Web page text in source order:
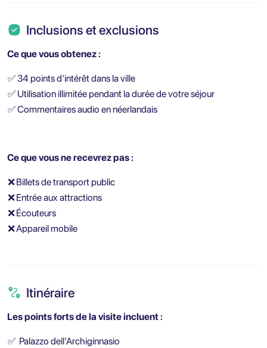
Inclusions et exclusions
Ce que vous obtenez :
✅34 points d'intérêt dans la ville
✅ Utilisation illimitée pendant la durée de votre séjour
✅Commentaires audio en néerlandais
Ce que vous ne recevrez pas :
❌Billets de transport public
❌Entrée aux attractions
❌Écouteurs
❌Appareil mobile
Itinéraire
Les points forts de la visite incluent :
✅ Palazzo dell'Archiginnasio